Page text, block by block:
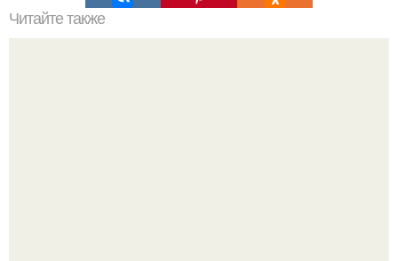
Читайте также